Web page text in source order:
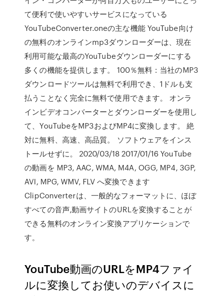
て便利で使いやすいサービスになっている
YouTubeConverter.oneの主な機能 YouTube向け
の無料のオンラインmp3ダウンローダーは、現在
利用可能な最高のYouTubeダウンローダーにする
多くの機能を提供します。 100％無料：当社のMP3
ダウンロードツールは無料で利用でき、1ドルも支
払うことなく完全に無料で使用できます。 オンラ
インビデオコンバーターとダウンローダーを使用し
て、YouTubeをMP3およびMP4に変換します。 絶
対に無料、高速、高品質。 ソフトウェアをインス
トールせずに。 2020/03/18 2017/01/16 YouTube
の動画を MP3, AAC, WMA, M4A, OGG, MP4, 3GP,
AVI, MPG, WMV, FLV へ変換できます
ClipConverterは、一般的なフォーマットに、ほぼ
すべての音声,動画サイトのURLを変換することが
できる無料のオンライン変換アプリケーションで
す。
YouTube動画のURLをMP4ファイ
ルに変換してお使いのデバイスに